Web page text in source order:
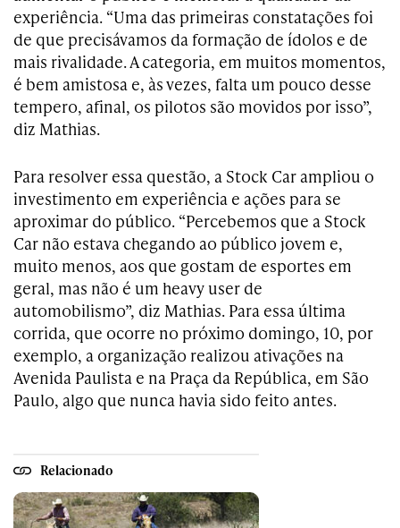
experiência. “Uma das primeiras constatações foi
de que precisávamos da formação de ídolos e de
mais rivalidade. A categoria, em muitos momentos,
é bem amistosa e, às vezes, falta um pouco desse
tempero, afinal, os pilotos são movidos por isso”,
diz Mathias.
Para resolver essa questão, a Stock Car ampliou o
investimento em experiência e ações para se
aproximar do público. “Percebemos que a Stock
Car não estava chegando ao público jovem e,
muito menos, aos que gostam de esportes em
geral, mas não é um heavy user de
automobilismo”, diz Mathias. Para essa última
corrida, que ocorre no próximo domingo, 10, por
exemplo, a organização realizou ativações na
Avenida Paulista e na Praça da República, em São
Paulo, algo que nunca havia sido feito antes.
Relacionado